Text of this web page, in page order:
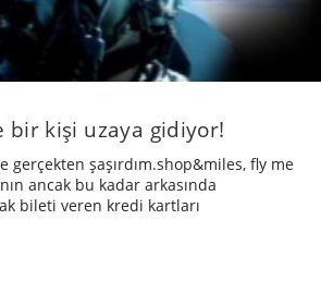
bir kişi uzaya gidiyor!
gerçekten şaşırdım.shop&miles, fly me
ancak bu kadar arkasında
bileti veren kredi kartları